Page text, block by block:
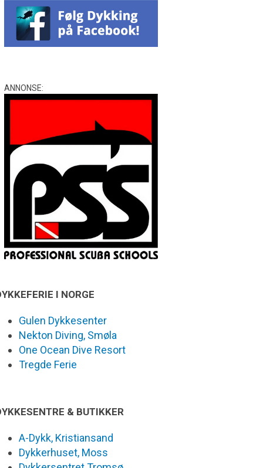
ANNONSE:
I NORGE
Gulen Dykkesenter
Nekton Diving, Smøla
One Ocean Dive Resort
Tregde Ferie
& BUTIKKER
A-Dykk, Kristiansand
Dykkerhuset, Moss